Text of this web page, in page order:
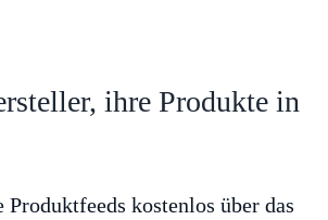
ihre Produkte in
Produktfeeds kostenlos über das